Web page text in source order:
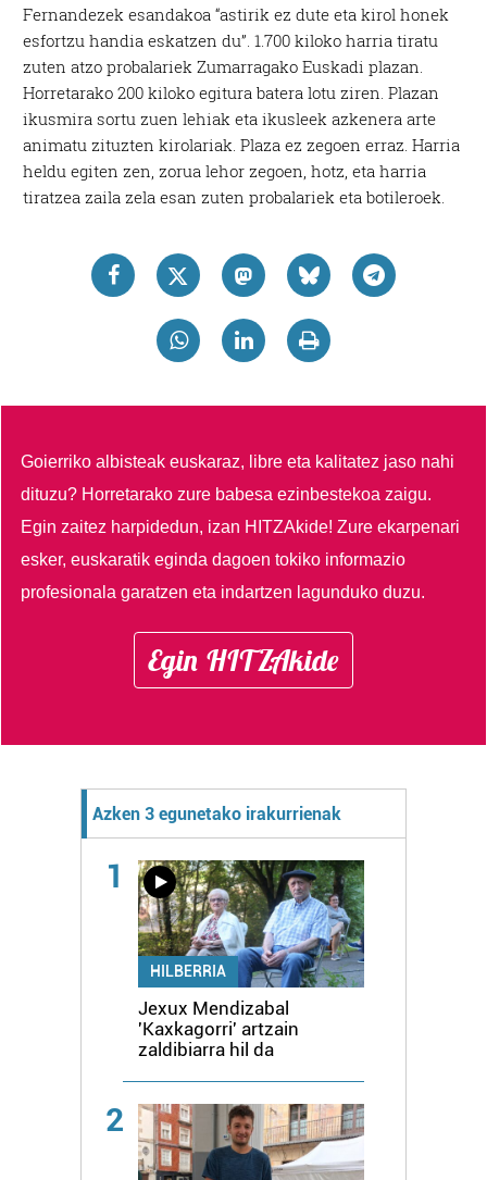
Fernandezek esandakoa “astirik ez dute eta kirol honek
esfortzu handia eskatzen du”. 1.700 kiloko harria tiratu
zuten atzo probalariek Zumarragako Euskadi plazan.
Horretarako 200 kiloko egitura batera lotu ziren. Plazan
ikusmira sortu zuen lehiak eta ikusleek azkenera arte
animatu zituzten kirolariak. Plaza ez zegoen erraz. Harria
heldu egiten zen, zorua lehor zegoen, hotz, eta harria
tiratzea zaila zela esan zuten probalariek eta botileroek.
Goierriko albisteak euskaraz, libre eta kalitatez jaso nahi
dituzu? Horretarako zure babesa ezinbestekoa zaigu.
Egin zaitez harpidedun, izan HITZAkide!Zure ekarpenari
esker, euskaratik eginda dagoen tokiko informazio
profesionala garatzen eta indartzen lagunduko duzu.
Egin HITZAkide
Azken 3 egunetako irakurrienak
1
HILBERRIA
Jexux Mendizabal
'Kaxkagorri' artzain
zaldibiarra hil da
2